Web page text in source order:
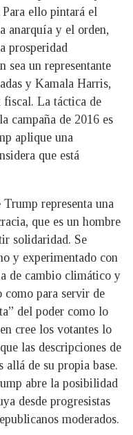
ello pintará el
anarquía y el orden,
prosperidad
sea un representante
y Kamala Harris,
fiscal. La táctica de
campaña de 2016 es
aplique una
que está
representa una
que es un hombre
solidaridad. Se
y experimentado con
de cambio climático y
para servir de
del poder como lo
cree los votantes lo
las descripciones de
allá de su propia base.
abre la posibilidad
desde progresistas
moderados.